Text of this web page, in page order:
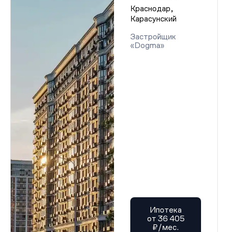
Краснодар,
Карасунский
Застройщик
«Dogma»
Ипотека
от 36 405
₽/мес.